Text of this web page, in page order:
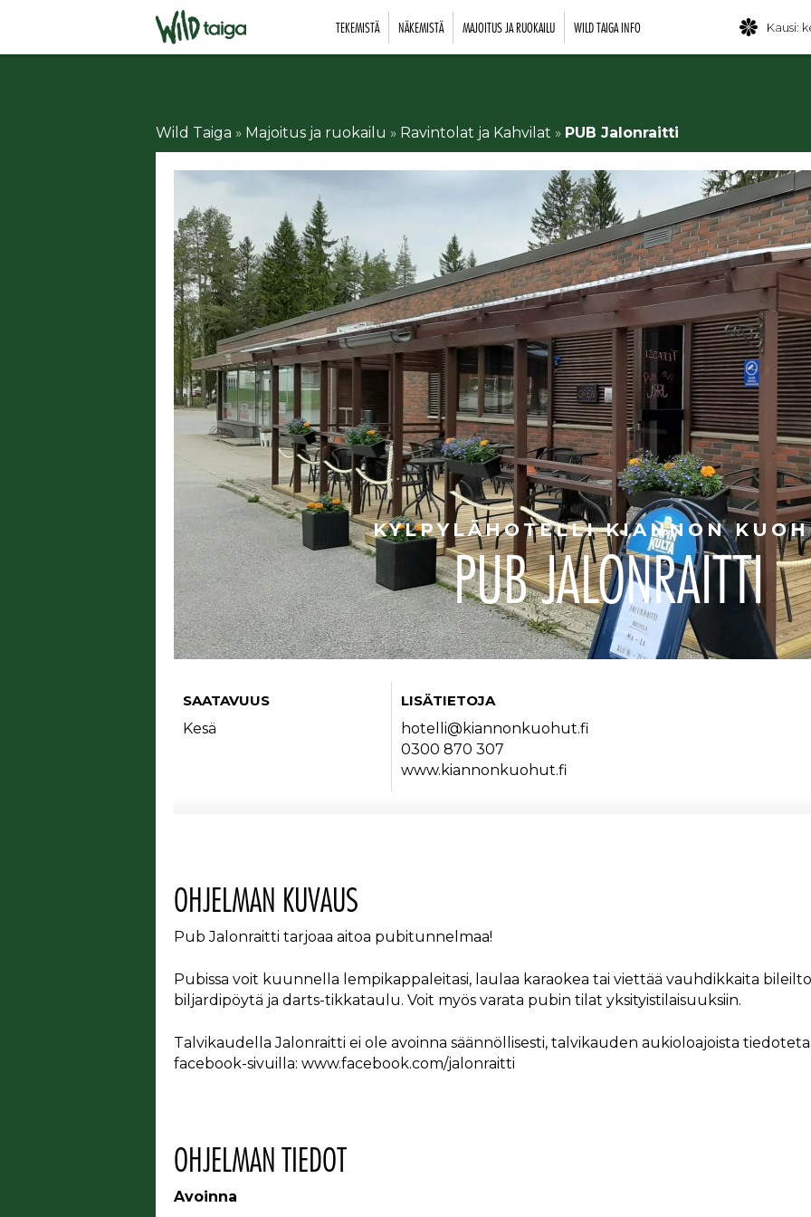
TEKEMISTÄ NÄKEMISTÄ MAJOITUS JA RUOKAILU WILD TAIGA INFO Kausi:
Wild Taiga » Majoitus ja ruokailu » Ravintolat ja Kahvilat » PUB Jalonraitti
KYLPYLÄHOTELLI KIANNON
PUB JALONRAITTI
SAATAVUUS
Kesä
LISÄTIETOJA
hotelli@kiannonkuohut.fi
0300 870 307
www.kiannonkuohut.fi
OHJELMAN KUVAUS
Pub Jalonraitti tarjoaa aitoa pubitunnelmaa!
Pubissa voit kuunnella lempikappaleitasi, laulaa karaokea tai viettää vauhdikkaita
biljardipöytä ja darts-tikkataulu. Voit myös varata pubin tilat yksityistilaisuuksiin.
Talvikaudella Jalonraitti ei ole avoinna säännöllisesti, talvikauden aukioloajoista
facebook-sivuilla: www.facebook.com/jalonraitti
OHJELMAN TIEDOT
Avoinna